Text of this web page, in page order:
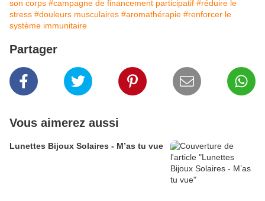
son corps #campagne de financement participatif #réduire le
stress #douleurs musculaires #aromathérapie #renforcer le
système immunitaire
Partager
Vous aimerez aussi
Lunettes Bijoux Solaires - M’as tu vue